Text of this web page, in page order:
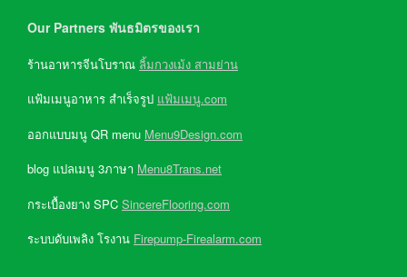
Our Partners พันธมิตรของเรา
ร้านอาหารจีนโบราณ ลิ้มกวงเม้ง สามย่าน
แฟ้มเมนูอาหาร สำเร็จรูป แฟ้มเมนู.com
ออกแบบมนู QR menu Menu9Design.com
blog แปลเมนู 3ภาษา Menu8Trans.net
กระเบื้องยาง SPC SincereFlooring.com
ระบบดับเพลิง โรงาน Firepump-Firealarm.com